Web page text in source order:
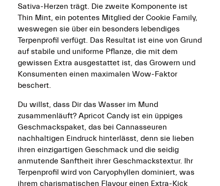
Sativa-Herzen trägt. Die zweite Komponente ist
Thin Mint, ein potentes Mitglied der Cookie Family,
weswegen sie über ein besonders lebendiges
Terpenprofil verfügt. Das Resultat ist eine von Grund
auf stabile und uniforme Pflanze, die mit dem
gewissen Extra ausgestattet ist, das Growern und
Konsumenten einen maximalen Wow-Faktor
beschert.
Du willst, dass Dir das Wasser im Mund
zusammenläuft? Apricot Candy ist ein üppiges
Geschmackspaket, das bei Cannasseuren
nachhaltigen Eindruck hinterlässt, denn sie lieben
ihren einzigartigen Geschmack und die seidig
anmutende Sanftheit ihrer Geschmackstextur. Ihr
Terpenprofil wird von Caryophyllen dominiert, was
ihrem charismatischen Flavour einen Extra-Kick